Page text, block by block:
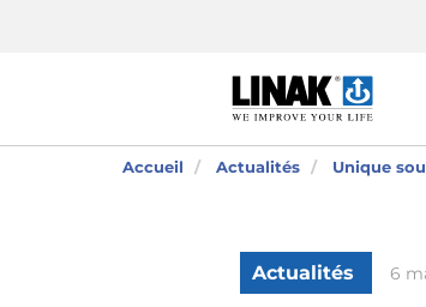
Accueil Actualités Unique
Actualités 6